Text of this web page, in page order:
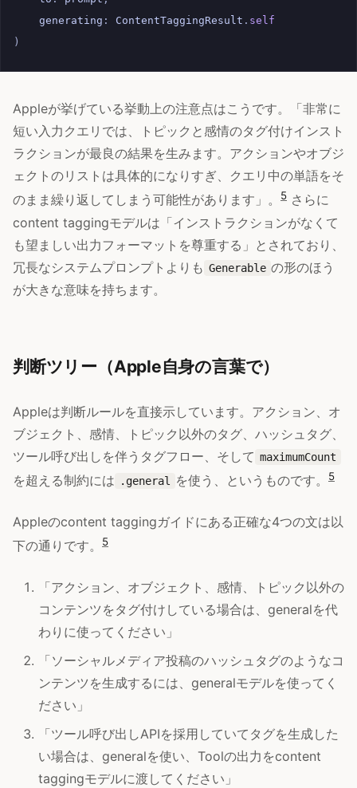
generating : ContentTaggingResult . self
)
Appleが挙げている挙動上の注意点はこうです。「非常に
短い入力クエリでは、トピックと感情のタグ付けインスト
ラクションが最良の結果を生みます。アクションやオブジ
ェクトのリストは具体的になりすぎ、クエリ中の単語をそ
のまま繰り返してしまう可能性があります」。
5 さらに
content taggingモデルは「インストラクションがなくて
も望ましい出力フォーマットを尊重する」とされており、
冗長なシステムプロンプトよりも Generable の形のほう
が大きな意味を持ちます。
判断ツリー（Apple自身の言葉で）
Appleは判断ルールを直接示しています。アクション、オ
ブジェクト、感情、トピック以外のタグ、ハッシュタグ、
ツール呼び出しを伴うタグフロー、そして maximumCount
を超える制約には .general を使う、というものです。 5
Appleのcontent taggingガイドにある正確な4つの文は以
下の通りです。
5
「アクション、オブジェクト、感情、トピック以外の
コンテンツをタグ付けしている場合は、generalを代
わりに使ってください」
「ソーシャルメディア投稿のハッシュタグのようなコ
ンテンツを生成するには、generalモデルを使ってく
ださい」
「ツール呼び出しAPIを採用していてタグを生成した
い場合は、generalを使い、Toolの出力をcontent
taggingモデルに渡してください」